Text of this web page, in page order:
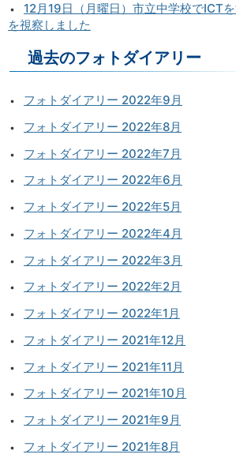
12月19日（月曜日）市立中学校でICT
を視察しました
過去のフォトダイアリー
フォトダイアリー 2022年9月
フォトダイアリー 2022年8月
フォトダイアリー 2022年7月
フォトダイアリー 2022年6月
フォトダイアリー 2022年5月
フォトダイアリー 2022年4月
フォトダイアリー 2022年3月
フォトダイアリー 2022年2月
フォトダイアリー 2022年1月
フォトダイアリー 2021年12月
フォトダイアリー 2021年11月
フォトダイアリー 2021年10月
フォトダイアリー 2021年9月
フォトダイアリー 2021年8月